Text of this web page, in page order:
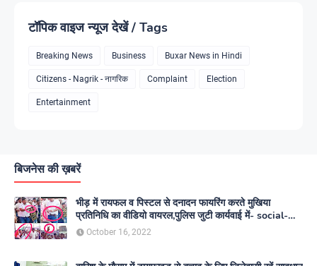
टॉपिक वाइज न्यूज देखें / Tags
Breaking News Business Buxar News in Hindi
Citizens - Nagrik - नागरिक Complaint Election
Entertainment
बिजनेस की ख़बरें
भीड़ में रायफल व पिस्टल से दनादन फायरिंग करते मुखिया
प्रतिनिधि का वीडियो वायरल,पुलिस जुटी कार्यवाई में- social-
media
October 16, 2022